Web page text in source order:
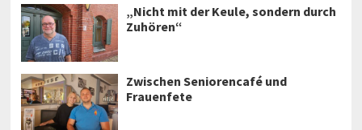
„Nicht mit der Keule, sondern durch
Zuhören“
Zwischen Seniorencafé und
Frauenfete